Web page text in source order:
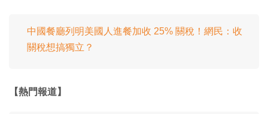
中國餐廳列明美國人進餐加收 25% 關稅！網民：收
關稅想搞獨立？
【熱門報道】